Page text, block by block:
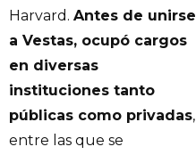
Harvard. Antes de unirse
a Vestas, ocupó cargos
en diversas
instituciones tanto
públicas como privadas,
entre las que se